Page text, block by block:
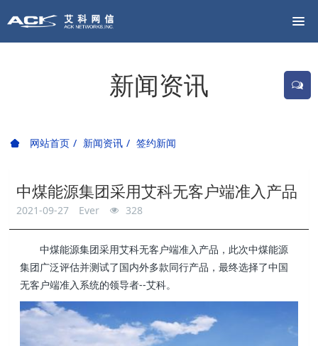
新闻资讯
网站首页 新闻资讯 签约新闻
中煤能源集团采用艾科无客户端准入产品
2021-09-27 Ever 328
中煤能源集团采用艾科无客户端准入产品，此次中煤能源
集团广泛评估并测试了国内外多款同行产品，最终选择了中国
无客户端准入系统的领导者--艾科。